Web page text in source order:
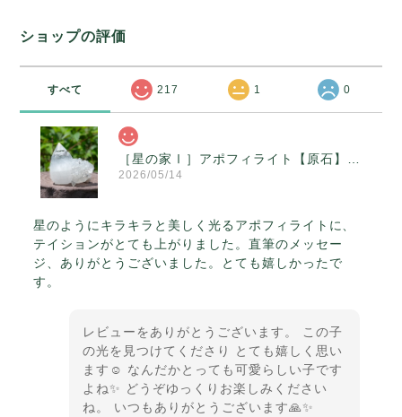
ショップの評価
すべて 217 1 0
2026/05/14
星のようにキラキラと美しく光るアポフィライトに、
テイションがとても上がりました。直筆のメッセー
ジ、ありがとうございました。とても嬉しかったで
す。
レビューをありがとうございます。 この子
の光を見つけてくださり とても嬉しく思い
ます☺️ なんだかとっても可愛らしい子です
よね✨ どうぞゆっくりお楽しみください
ね。 いつもありがとうございます🙏✨